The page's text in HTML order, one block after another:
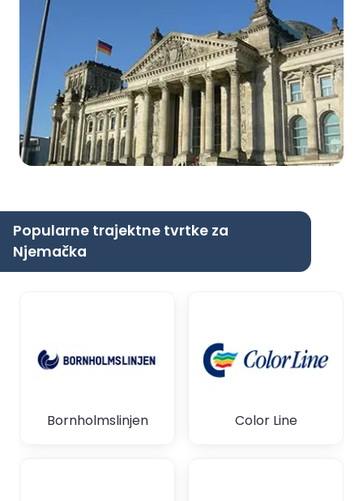
Popularne trajektne tvrtke za
Njemačka
Bornholmslinjen Color Line